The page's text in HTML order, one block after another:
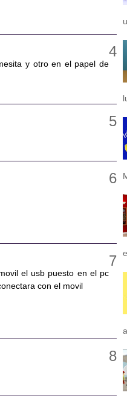
y otro en el papel de
el usb puesto en el pc
con el movil